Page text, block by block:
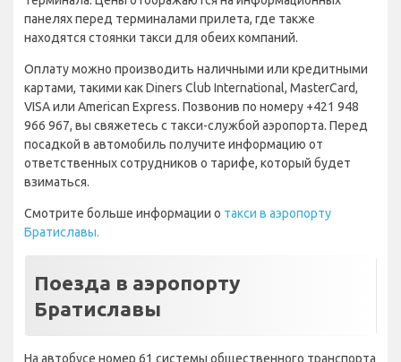
панелях перед терминалами прилета, где также
находятся стоянки такси для обеих компаний.
Оплату можно производить наличными или кредитными
картами, такими как Diners Club International, MasterCard,
VISA или American Express. Позвонив по номеру +421 948
966 967, вы свяжетесь с такси-службой аэропорта. Перед
посадкой в автомобиль получите информацию от
ответственных сотрудников о тарифе, который будет
взиматься.
Смотрите больше информации о такси в аэропорту
Братиславы.
Поезда в аэропорту
Братиславы
На автобусе номер 61 системы общественного транспорта